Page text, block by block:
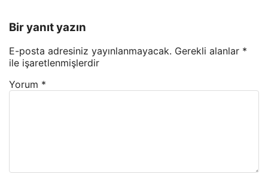
Bir yanıt yazın
E-posta adresiniz yayınlanmayacak. Gerekli alanlar *
ile işaretlenmişlerdir
Yorum *